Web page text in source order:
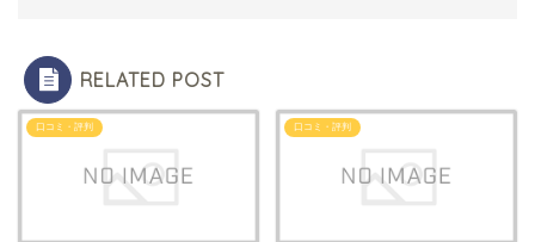
RELATED POST
口コミ・評判 口コミ・評判